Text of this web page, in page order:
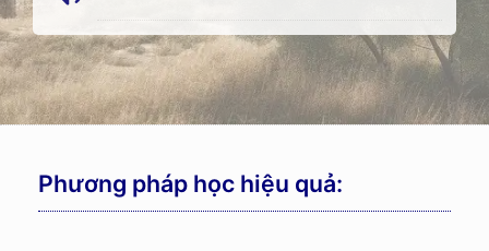
Phương pháp học hiệu quả: